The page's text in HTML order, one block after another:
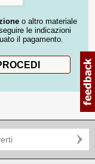
o altro materiale
le indicazioni
il pagamento.